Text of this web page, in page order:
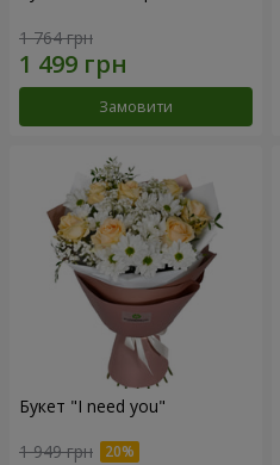
1 764 грн
Замовити
Букет "I need you"
1 949 грн